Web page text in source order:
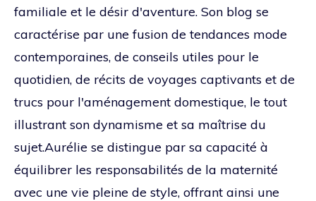
familiale et le désir d'aventure. Son blog se
caractérise par une fusion de tendances mode
contemporaines, de conseils utiles pour le
quotidien, de récits de voyages captivants et de
trucs pour l'aménagement domestique, le tout
illustrant son dynamisme et sa maîtrise du
sujet.Aurélie se distingue par sa capacité à
équilibrer les responsabilités de la maternité
avec une vie pleine de style, offrant ainsi une